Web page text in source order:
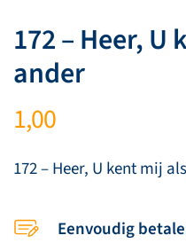
172 – Heer, U
ander
1,00
172 – Heer, U kent mij
Eenvoudig